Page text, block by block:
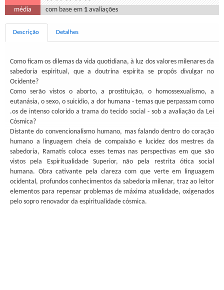
média com base em 1 avaliações
Descrição Detalhes
Como ficam os dilemas da vida quotidiana, à luz dos valores milenares da
sabedoria espiritual, que a doutrina espírita se propôs divulgar no
Ocidente?
Como serão vistos o aborto, a prostituição, o homossexualismo, a
eutanásia, o sexo, o suicídio, a dor humana - temas que perpassam como
.os de intenso colorido a trama do tecido social - sob a avaliação da Lei
Cósmica?
Distante do convencionalismo humano, mas falando dentro do coração
humano a linguagem cheia de compaixão e lucidez dos mestres da
sabedoria, Ramatís coloca esses temas nas perspectivas em que são
vistos pela Espiritualidade Superior, não pela restrita ótica social
humana. Obra cativante pela clareza com que verte em linguagem
ocidental, profundos conhecimentos da sabedoria milenar, traz ao leitor
elementos para repensar problemas de máxima atualidade, oxigenados
pelo sopro renovador da espiritualidade cósmica.